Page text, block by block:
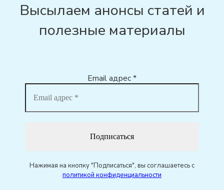
Высылаем анонсы статей и
полезные материалы
Email адрес*
Нажимая на кнопку "Подписаться", вы соглашаетесь с
политикой конфиденциальности